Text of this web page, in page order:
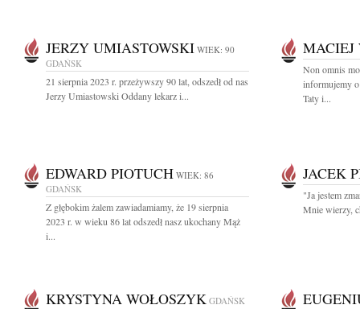
JERZY UMIASTOWSKI WIEK: 90
GDAŃSK
21 sierpnia 2023 r. przeżywszy 90 lat, odszedł od nas
Jerzy Umiastowski Oddany lekarz i...
MACIEJ
Non omnis
informujemy o
Taty i...
EDWARD PIOTUCH WIEK: 86
GDAŃSK
Z głębokim żalem zawiadamiamy, że 19 sierpnia
2023 r. w wieku 86 lat odszedł nasz ukochany Mąż
i...
JACEK
"Ja jestem
Mnie wierzy,
KRYSTYNA WOŁOSZYK GDAŃSK